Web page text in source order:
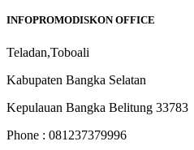
INFOPROMODISKON OFFICE
Teladan,Toboali
Kabupaten Bangka Selatan
Kepulauan Bangka Belitung 33783
Phone : 081237379996